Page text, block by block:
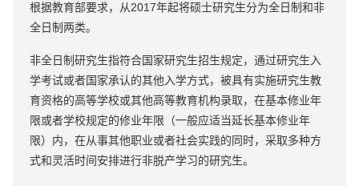
根据教育部要求，从2017年起将硕士研究生分为全日制和非
全日制两类。
非全日制研究生指符合国家研究生招生规定，通过研究生入
学考试或者国家承认的其他入学方式，被具有实施研究生教
育资格的高等学校或其他高等教育机构录取，在基本修业年
限或者学校规定的修业年限（一般应适当延长基本修业年
限）内，在从事其他职业或者社会实践的同时，采取多种方
式和灵活时间安排进行非脱产学习的研究生。